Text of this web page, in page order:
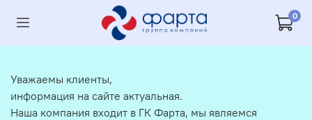
0
Уважаемы клиенты,
информация на сайте актуальная.
Наша компания входит в ГК Фарта, мы являемся